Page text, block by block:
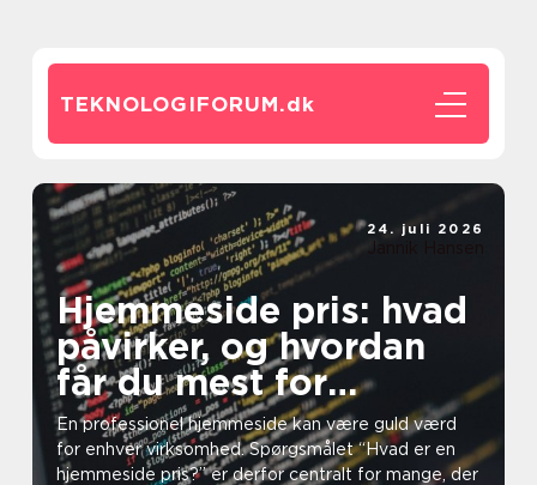
TEKNOLOGIFORUM.dk
Hjemmeside pris: hvad
påvirker, og hvordan
får du mest for
pengene?
En professionel hjemmeside kan være guld værd
for enhver virksomhed. Spørgsmålet “Hvad er en
hjemmeside pris?” er derfor centralt for mange, der
24. juli 2026
Jannik Hansen